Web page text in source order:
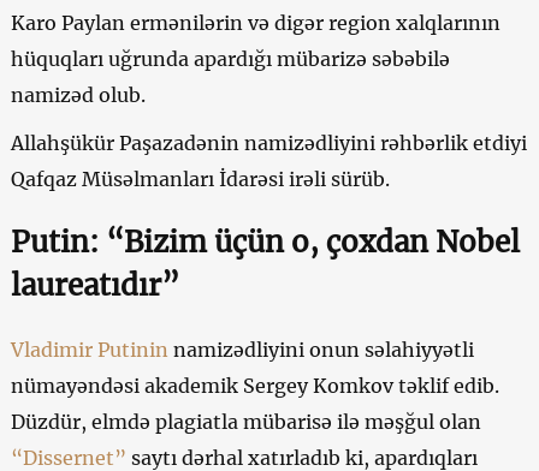
Karo Paylan ermənilərin və digər region xalqlarının
hüquqları uğrunda apardığı mübarizə səbəbilə
namizəd olub.
Allahşükür Paşazadənin namizədliyini rəhbərlik etdiyi
Qafqaz Müsəlmanları İdarəsi irəli sürüb.
Putin: “Bizim üçün o, çoxdan Nobel
laureatıdır”
Vladimir Putinin namizədliyini onun səlahiyyətli
nümayəndəsi akademik Sergey Komkov təklif edib.
Düzdür, elmdə plagiatla mübarisə ilə məşğul olan
“Dissernet” saytı dərhal xatırladıb ki, apardıqları